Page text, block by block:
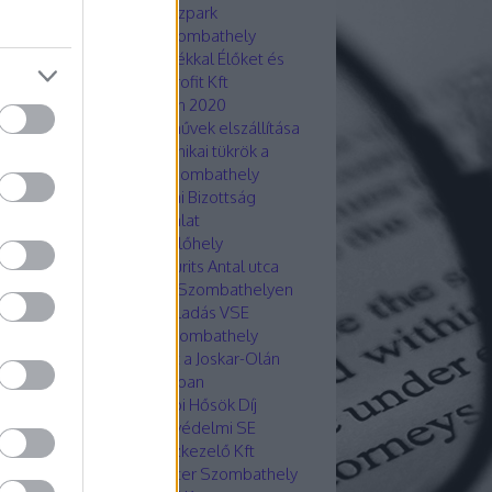
Fitneszpark
Fogadóóra Szombathely
Fogyatékkal Élőket és
Ellátó Nonprofit Kft
Horvátországban 2020
alkalmatlan járművek elszállítása
Forgalomtechnikai tükrök a
Olán
Gázbizottság Szombathely
és Városstratégiai Bizottság
Gázfelülvizsgálat
Gyalogátkelőhely
Hunyadi út
Gyurits Antal utca
Hajléktalanok Szombathelyen
utca Szombathely
Haladás VSE
Hárofit KHE Szombathely
sütőolaj gyűjtőpont a Joskar-Olán
megyünk! Biztonságban
Hétköznapi Hősök Díj
Hobbisták Önvédelmi SE
& Horváth Társasházkezelő Kft
Soma Alpolgármester Szombathely